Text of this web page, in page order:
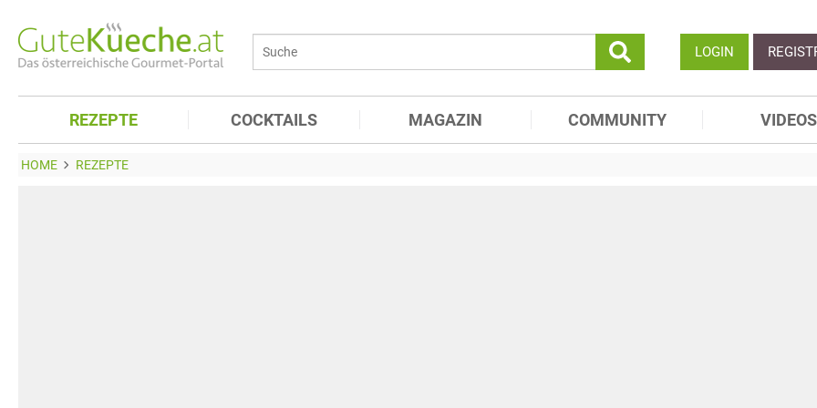
LOGIN
REZEPTE COCKTAILS MAGAZIN COMMUNITY VIDEOS
HOME REZEPTE